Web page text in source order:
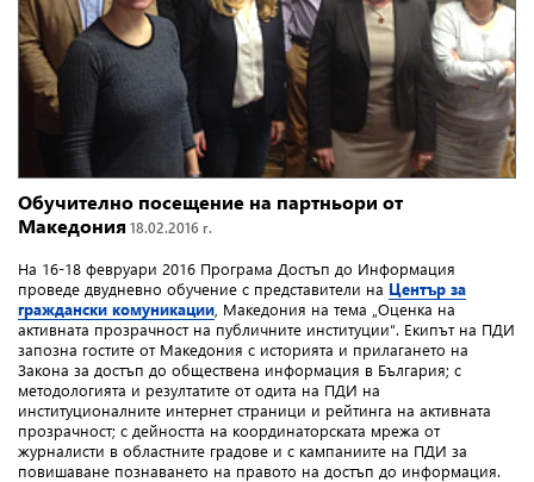
Обучително посещение на партньори от
Македония 18.02.2016 г.
На 16-18 февруари 2016 Програма Достъп до Информация
проведе двудневно обучение с представители на Център за
граждански комуникации , Македония на тема „Оценка на
активната прозрачност на публичните институции“. Екипът на ПДИ
запозна гостите от Македония с историята и прилагането на
Закона за достъп до обществена информация в България; с
методологията и резултатите от одита на ПДИ на
институционалните интернет страници и рейтинга на активната
прозрачност; с дейността на координаторската мрежа от
журналисти в областните градове и с кампаниите на ПДИ за
повишаване познаването на правото на достъп до информация.